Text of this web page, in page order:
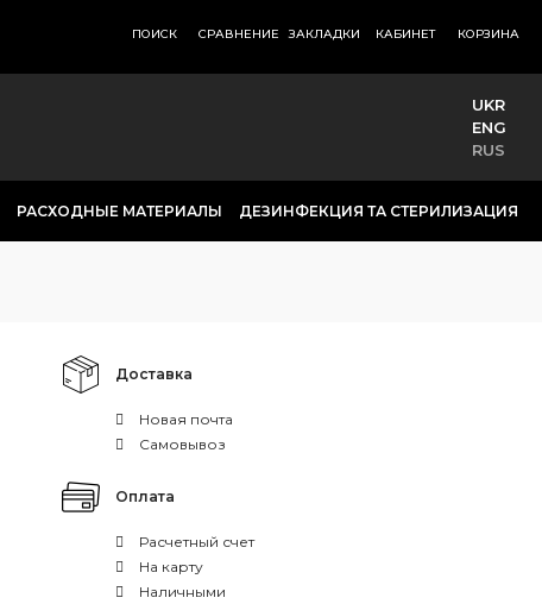
ПОИСК СРАВНЕНИЕ ЗАКЛАДКИ КАБИНЕТ КОРЗИНА
UKR
ENG
RUS
РАСХОДНЫЕ МАТЕРИАЛЫ ДЕЗИНФЕКЦИЯ ТА СТЕРИЛИЗАЦИЯ
Доставка
Новая почта
Самовывоз
Оплата
Расчетный счет
На карту
Наличными